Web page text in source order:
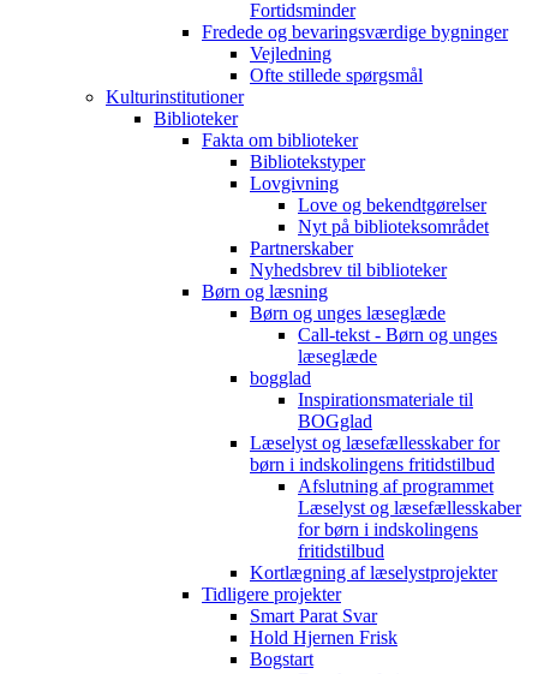
Fortidsminder
Fredede og bevaringsværdige bygninger
Vejledning
Ofte stillede spørgsmål
Kulturinstitutioner
Biblioteker
Fakta om biblioteker
Bibliotekstyper
Lovgivning
Love og bekendtgørelser
Nyt på biblioteksområdet
Partnerskaber
Nyhedsbrev til biblioteker
Børn og læsning
Børn og unges læseglæde
Call-tekst - Børn og unges
læseglæde
bogglad
Inspirationsmateriale til
BOGglad
Læselyst og læsefællesskaber for
børn i indskolingens fritidstilbud
Afslutning af programmet
Læselyst og læsefællesskaber
for børn i indskolingens
fritidstilbud
Kortlægning af læselystprojekter
Tidligere projekter
Smart Parat Svar
Hold Hjernen Frisk
Bogstart